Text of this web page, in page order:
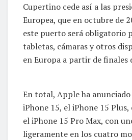
Cupertino cede así a las
Europea, que en octubre de
este puerto será obligatorio
tabletas, cámaras y otros
en Europa a partir de finales
En total, Apple ha
iPhone 15, el iPhone 15
el iPhone 15 Pro Max, con
ligeramente en los cuatro